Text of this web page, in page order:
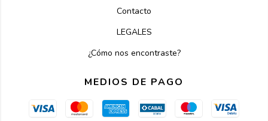
Contacto
LEGALES
¿Cómo nos encontraste?
MEDIOS DE PAGO